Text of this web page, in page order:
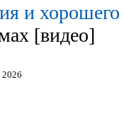
и хорошего
[видео]